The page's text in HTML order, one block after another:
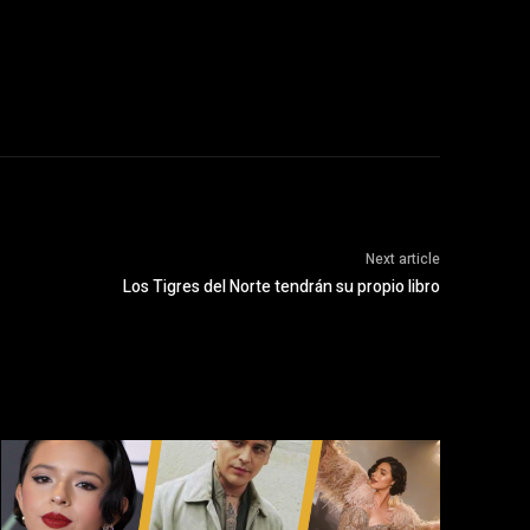
Next article
Los Tigres del Norte tendrán su propio libro